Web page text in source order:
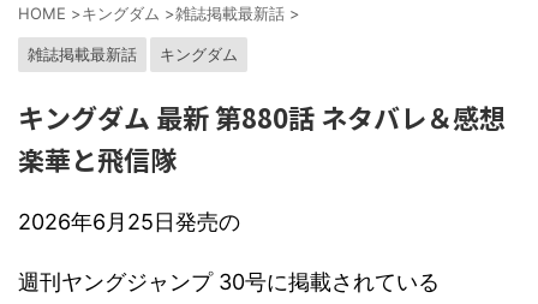
HOME >キングダム >雑誌掲載最新話 >
雑誌掲載最新話 キングダム
キングダム 最新 第880話 ネタバレ＆感想
楽華と飛信隊
2026年6月25日発売の
週刊ヤングジャンプ 30号に掲載されている